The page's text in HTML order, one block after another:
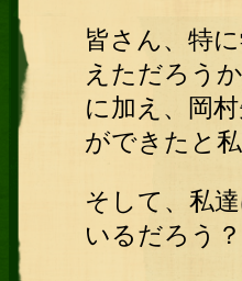
皆さん、特
えただろう
に加え、岡
ができたと
そして、私
いるだろう？